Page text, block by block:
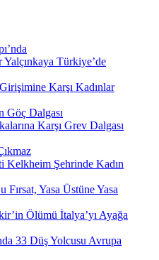
Türkiye’de
Karşı Kadınlar
Göç Dalgası
Karşı Grev Dalgası
Kelkheim Şehrinde Kadın
Fırsat, Yasa Üstüne Yasa
Ölümü İtalya’yı Ayağa
33 Düş Yolcusu Avrupa